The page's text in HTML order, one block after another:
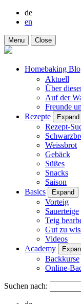
de
en
Menu Close
Homebaking
Aktuell
Über
Auf der
Freunde
Rezepte
Expand
Rezept-
Weissbrot
Gebäck
Süßes
Snacks
Saison
Basics
Expand
Vorteig
Sauerteige
Teig
Gut zu
Videos
Academy
Backkurse
Online-
Suchen nach: